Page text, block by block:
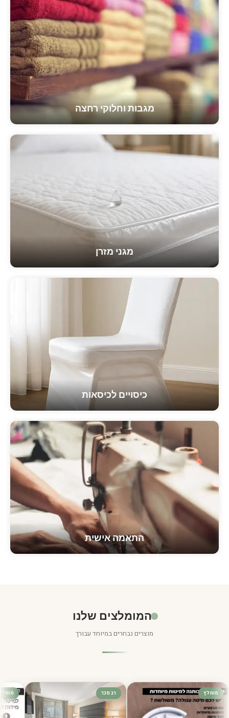
מגבות וחלוקי רחצה
מגני מזרן
כיסויים לכיסאות
התאמה אישית
המומלצים שלנו
מוצרים נבחרים במיוחד עבורך
מומלץ רב מכר מומלץ